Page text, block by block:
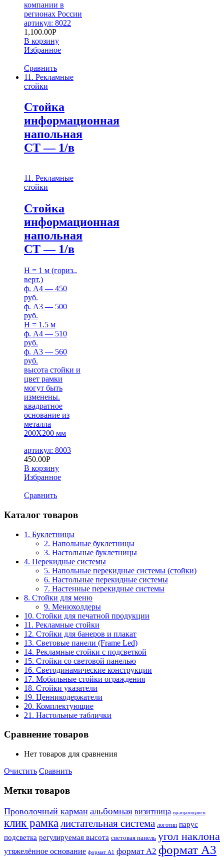
компании в
регионах России
артикул: 8022
1,100.00Р
В корзину
Избранное
Сравнить
11. Рекламные
стойки
Стойка
информационная
напольная
СТ — 1/в
11. Рекламные
стойки
Стойка
информационная
напольная
СТ — 1/в
H = 1 м (гориз.,
верт.)
ф. А4 — 450
руб.
ф. А3 — 500
руб.
H = 1.5 м
ф. А4 — 510
руб.
ф. А3 — 560
руб.
высота стойки и
цвет рамки
могут быть
изменены.
квадратное
основание из
металла
200Х200 мм
артикул: 8003
450.00Р
В корзину
Избранное
Сравнить
Каталог товаров
1. Буклетницы
2. Напольные буклетницы
3. Настольные буклетницы
4. Перекидные системы
5. Напольные перекидные системы (стойки)
6. Настольные перекидные системы
7. Настенные перекидные системы
8. Стойки для меню
9. Менюхолдеры
10. Стойки для печатной продукции
11. Рекламные стойки
12. Стойки для банеров и плакат
13. Световые панели (Frame Led)
14. Рекламные стойки с подсветкой
15. Стойки со световой панелью
16. Светодинамические конструкции
17. Мобильные стойки ограждения
18. Стойки указатели
19. Ценникодержатели
20. Комплектующие
21. Настольные таблички
Сравнение товаров
Нет товаров для сравнения
Очистить Сравнить
Метки товаров
Проволочный карман альбомная визитница вращающаяся
клик рамка листательная система логотип парус
подсветка регулируемая высота световая панель угол наклона
утяжелённое основание формат А1 формат А2 формат А3